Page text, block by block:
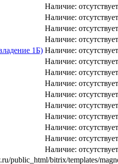
Наличие: отсутствует
Наличие: отсутствует
Наличие: отсутствует
Наличие: отсутствует
1Б) Наличие: отсутствует
Наличие: отсутствует
Наличие: отсутствует
Наличие: отсутствует
Наличие: отсутствует
Наличие: отсутствует
Наличие: отсутствует
Наличие: отсутствует
Наличие: отсутствует
Наличие: отсутствует
public_html/bitrix/templates/